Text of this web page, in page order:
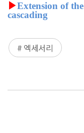
▶Extension of
cascading
# 엑세서리